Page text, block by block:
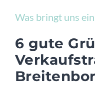
Was bringt uns
6 gute